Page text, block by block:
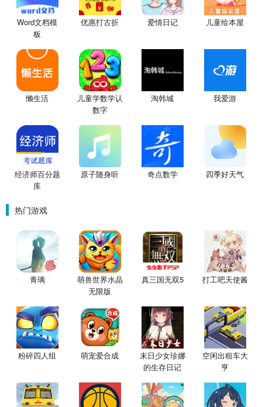
Word文档模
板
优惠打古折 爱情日记 儿童绘本屋
懒生活
儿童学数学认
数字
淘韩城 我爱游
经济师百分题
库
原子随身听 奇点数学 四季好天气
热门游戏
青璃
萌兽世界水晶
无限版
真三国无双5 打工吧天使酱
粉碎四人组 萌宠爱合成
末日少女珍娜
的生存日记
空闲出租车大
亨